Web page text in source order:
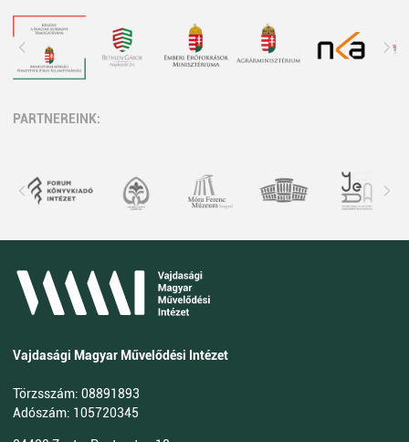
PARTNEREINK:
Vajdasági Magyar Művelődési Intézet
Törzsszám: 08891893
Adószám: 105720345